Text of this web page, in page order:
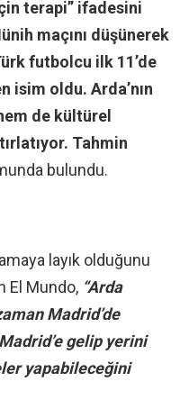
terapi” ifadesini
maçını düşünerek
futbolcu ilk 11’de
isim oldu. Arda’nın
de kültürel
Tahmin
bulundu.
layık olduğunu
El Mundo, “Arda
Madrid’de
gelip yerini
yapabileceğini